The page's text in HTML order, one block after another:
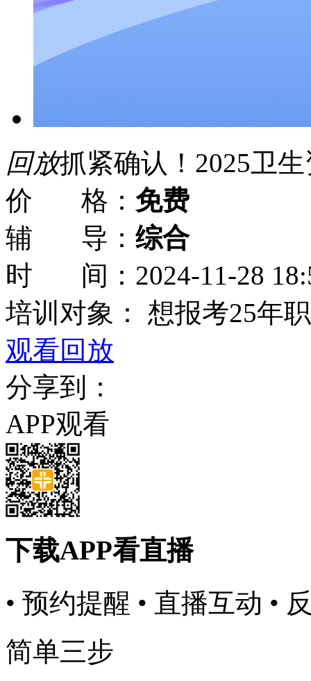
回放抓紧确认！2025卫
价 格： 免费
辅 导： 综合
时 间： 2024-11-28
培训对象：
想报考25年
观看回放
分享到：
APP观看
下载APP看直播
• 预约提醒 • 直播互动 •
简单三步